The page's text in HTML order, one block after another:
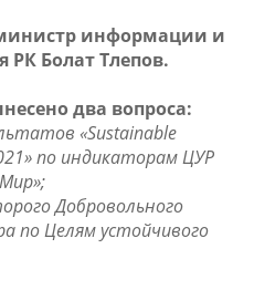
информации и
РК Болат Тлепов.
два вопроса:
«Sustainable
по индикаторам ЦУР
Добровольного
по Целям устойчивого